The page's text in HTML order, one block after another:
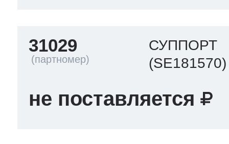
31029
СУППОРТ
(SE181570)
не поставляется